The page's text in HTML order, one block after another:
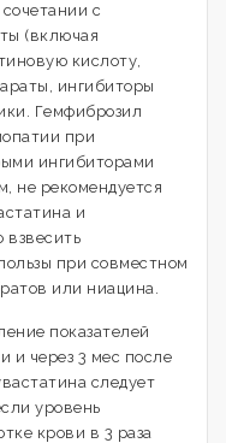
с
(включая
кислоту,
ингибиторы
Гемфиброзил
при
ингибиторами
не рекомендуется
и
взвесить
при совместном
или ниацина.
показателей
и через 3 мес после
следует
уровень
крови в 3 раза